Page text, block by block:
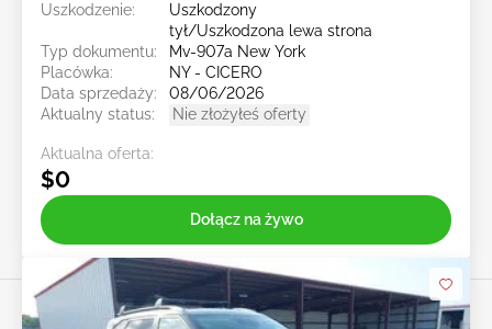
Uszkodzenie:
Uszkodzony
tył/Uszkodzona lewa strona
Typ dokumentu:
Mv-907a New York
Placówka:
NY - CICERO
Data sprzedaży:
08/06/2026
Aktualny status:
Nie złożyłeś oferty
Aktualna oferta:
$0
Dołącz na żywo